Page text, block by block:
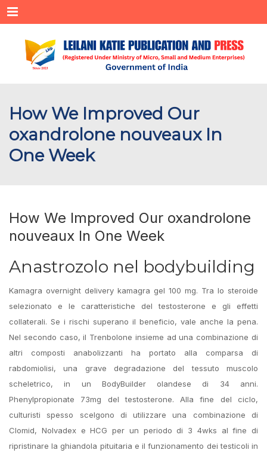
Menu
How We Improved Our
oxandrolone nouveaux In
One Week
How We Improved Our oxandrolone
nouveaux In One Week
Anastrozolo nel bodybuilding
Kamagra overnight delivery kamagra gel 100 mg. Tra lo steroide
selezionato e le caratteristiche del testosterone e gli effetti
collaterali. Se i rischi superano il beneficio, vale anche la pena.
Nel secondo caso, il Trenbolone insieme ad una combinazione di
altri composti anabolizzanti ha portato alla comparsa di
rabdomiolisi, una grave degradazione del tessuto muscolo
scheletrico, in un BodyBuilder olandese di 34 anni.
Phenylpropionate 73mg del testosterone. Alla fine del ciclo,
culturisti spesso scelgono di utilizzare una combinazione di
Clomid, Nolvadex e HCG per un periodo di 3 4wks al fine di
ripristinare la ghiandola pituitaria e il funzionamento dei testicoli in